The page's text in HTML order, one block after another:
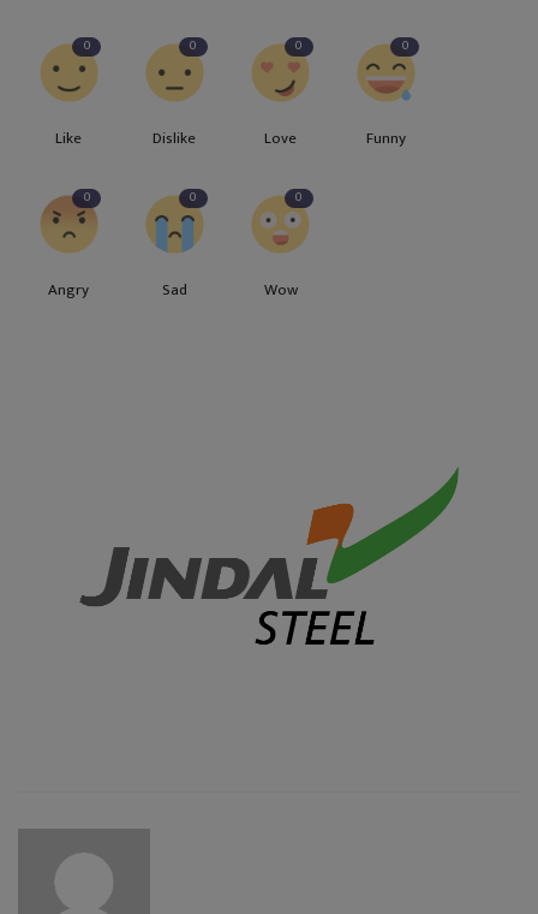
0
Like
0
Dislike
0
Love
0
Funny
0
Angry
0
Sad
0
Wow